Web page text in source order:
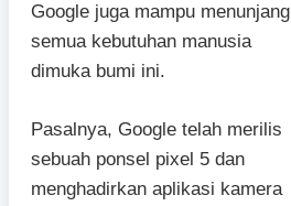
Google juga mampu menunjang
semua kebutuhan manusia
dimuka bumi ini.
Pasalnya, Google telah merilis
sebuah ponsel pixel 5 dan
menghadirkan aplikasi kamera